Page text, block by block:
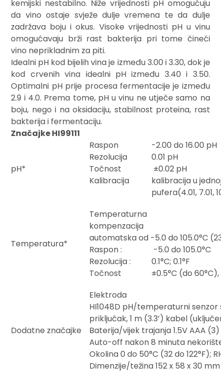
kemijski nestabilno. Niže vrijednosti pH omogućuju
da vino ostaje svježe dulje vremena te da dulje
zadržava boju i okus. Visoke vrijednosti pH u vinu
omogućavaju brži rast bakterija pri tome čineći
vino neprikladnim za piti.
Idealni pH kod bijelih vina je između 3.00 i 3.30, dok je
kod crvenih vina idealni pH između 3.40 i 3.50.
Optimalni pH prije procesa fermentacije je između
2.9 i 4.0. Prema tome, pH u vinu ne utječe samo na
boju, nego i na oksidaciju, stabilnost proteina, rast
bakterija i fermentaciju.
Značajke HI99111
pH*
Raspon
-2.00 do 16.00 pH
Rezolucija
0.01 pH
Točnost
±0.02 pH
Kalibracija
kalibracija u
pufera(4.01, 7.01,
Temperatura*
Temperaturna
kompenzacija
automatska od -5.0 do 105.0°C
Raspon :
-5.0 do 105.0°C
Rezolucija :
0.1°C; 0.1°F
Točnost
±0.5°C (do
Dodatne značajke
Elektroda
HI1048D pH/temperaturni senzor
priključak, 1 m (3.3’) kabel
Baterija/vijek trajanja 1.5V AAA
Auto-off nakon 8 minuta
Okolina 0 do 50°C (32 do 122°F);
Dimenzije/težina 152 x 58 x 30